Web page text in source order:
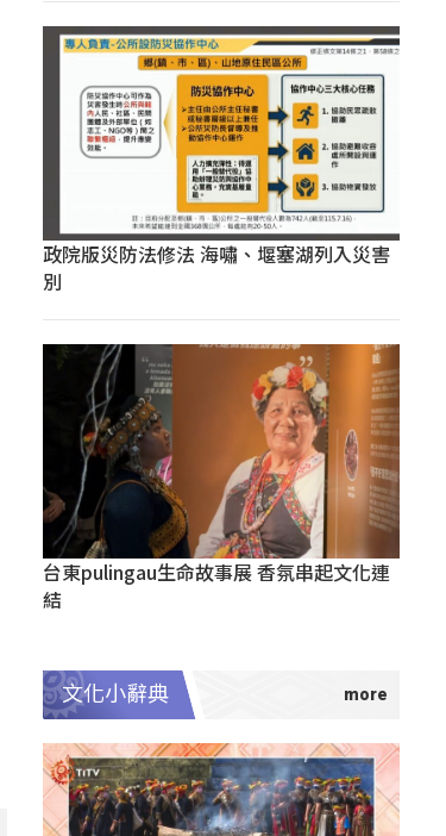
政院版災防法修法 海嘯、堰塞湖列入災害
別
台東pulingau生命故事展 香氛串起文化連
結
文化小辭典